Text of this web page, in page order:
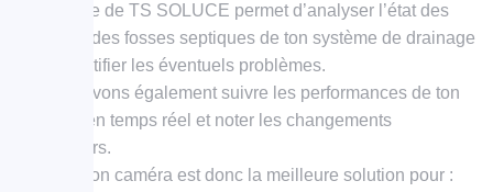
Ce service de TS SOLUCE permet d’analyser l’état des
tuyaux et des fosses septiques de ton système de drainage
et de identifier les éventuels problèmes.
Nous pouvons également suivre les performances de ton
système en temps réel et noter les changements
saisonniers.
L’inspection caméra est donc la meilleure solution pour :